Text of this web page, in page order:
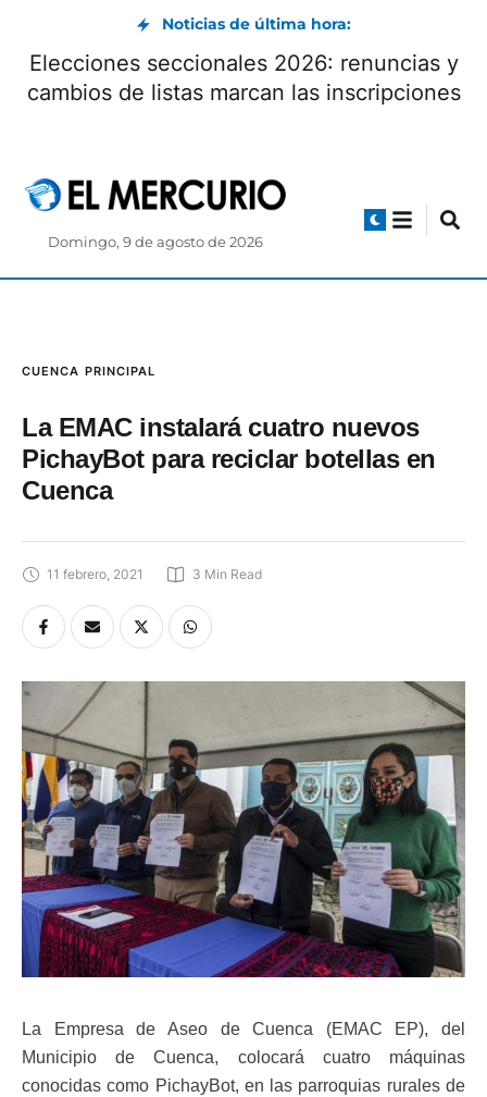
Noticias de última hora:
Elecciones seccionales 2026: renuncias y
cambios de listas marcan las inscripciones
Domingo, 9 de agosto de 2026
CUENCA PRINCIPAL
La EMAC instalará cuatro nuevos
PichayBot para reciclar botellas en
Cuenca
11 febrero, 2021 3 Min Read
La Empresa de Aseo de Cuenca (EMAC EP), del
Municipio de Cuenca, colocará cuatro máquinas
conocidas como PichayBot, en las parroquias rurales de